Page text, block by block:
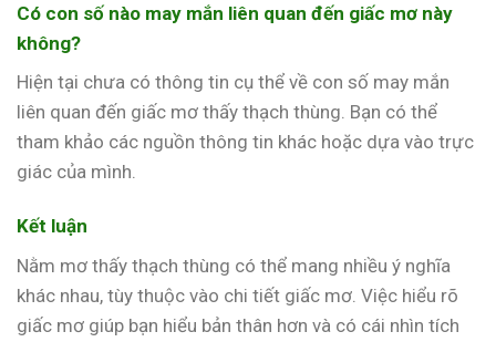
Có con số nào may mắn liên quan đến giấc mơ này
không?
Hiện tại chưa có thông tin cụ thể về con số may mắn
liên quan đến giấc mơ thấy thạch thùng. Bạn có thể
tham khảo các nguồn thông tin khác hoặc dựa vào trực
giác của mình.
Kết luận
Nằm mơ thấy thạch thùng có thể mang nhiều ý nghĩa
khác nhau, tùy thuộc vào chi tiết giấc mơ. Việc hiểu rõ
giấc mơ giúp bạn hiểu bản thân hơn và có cái nhìn tích